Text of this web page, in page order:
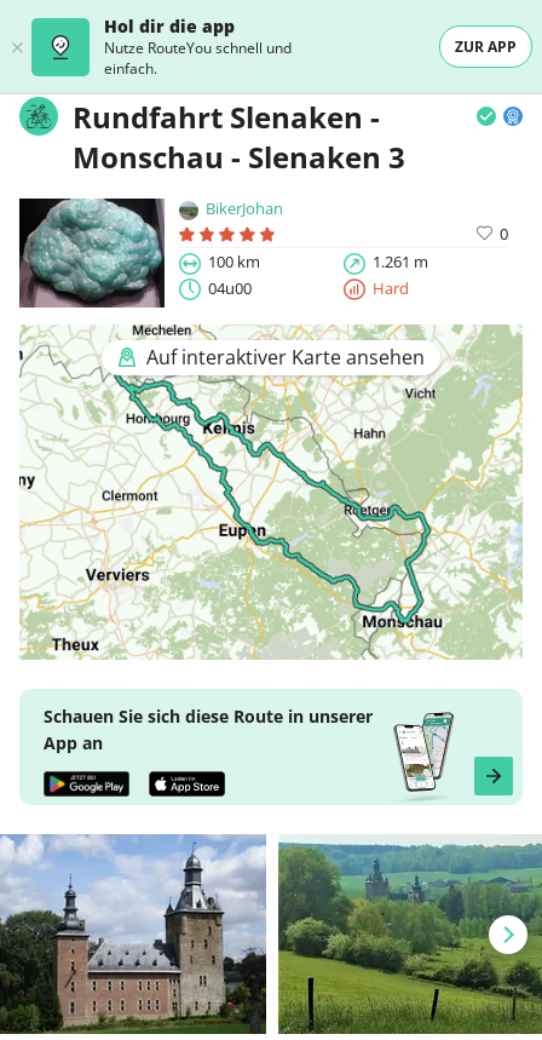
Hol dir die app
Nutze RouteYou schnell und
einfach.
ZUR APP
Rundfahrt Slenaken -
Monschau - Slenaken 3
BikerJohan
0
100 km
1.261 m
04u00
Hard
Auf interaktiver Karte ansehen
Schauen Sie sich diese Route in unserer
App an